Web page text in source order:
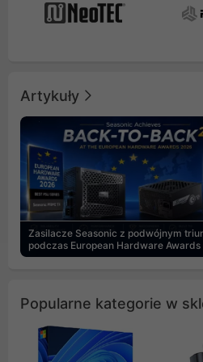
Artykuły
Zasilacze Seasonic z podwójnym
podczas European Hardware Awards
Popularne kategorie w